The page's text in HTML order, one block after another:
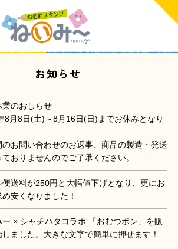
お知らせ
業のおしらせ
8月8日(土)～8月16日(日)までお休みとなり
のお問い合わせのお返事、商品の製造・発送
ておりませんのでご了承ください。
便送料が250円と大幅値下げとなり、更にお
め安くなりました！
ー × シャチハタコラボ 「おむつポン」を販
ました。大きな文字で簡単に押せます！